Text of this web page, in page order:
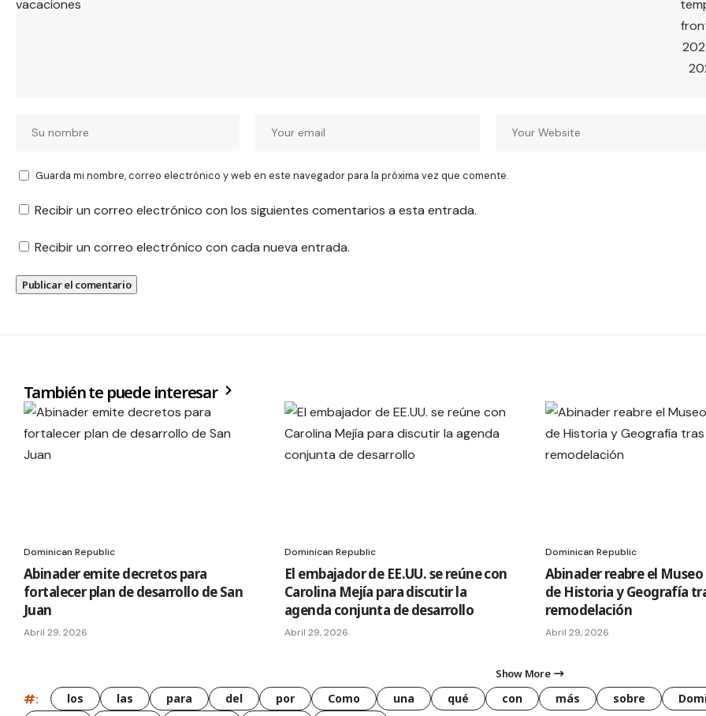
Guarda mi nombre, correo electrónico y web en este navegador para la próxima vez que comente.
Recibir un correo electrónico con los siguientes comentarios a esta entrada.
Recibir un correo electrónico con cada nueva entrada.
También te puede interesar
Dominican Republic
Abinader emite decretos para
fortalecer plan de desarrollo de San
Juan
Abril 29, 2026
Dominican Republic
El embajador de EE.UU. se reúne con
Carolina Mejía para discutir la
agenda conjunta de desarrollo
Abril 29, 2026
Dominican Republic
Abinader reabre el
de Historia y Geografía
remodelación
Abril 29, 2026
Show More
#: los las para del por Como una qué con más sobre